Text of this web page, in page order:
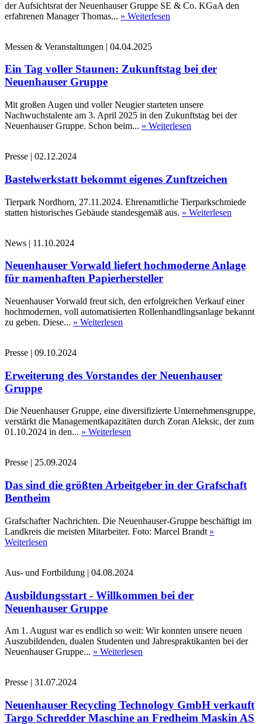
der Aufsichtsrat der Neuenhauser Gruppe SE & Co. KGaA den
erfahrenen Manager Thomas... » Weiterlesen
Messen & Veranstaltungen | 04.04.2025
Ein Tag voller Staunen: Zukunftstag bei der
Neuenhauser Gruppe
Mit großen Augen und voller Neugier starteten unsere
Nachwuchstalente am 3. April 2025 in den Zukunftstag bei der
Neuenhauser Gruppe. Schon beim... » Weiterlesen
Presse | 02.12.2024
Bastelwerkstatt bekommt eigenes Zunftzeichen
Tierpark Nordhorn, 27.11.2024. Ehrenamtliche Tierparkschmiede
statten historisches Gebäude standesgemäß aus. » Weiterlesen
News | 11.10.2024
Neuenhauser Vorwald liefert hochmoderne Anlage
für namenhaften Papierhersteller
Neuenhauser Vorwald freut sich, den erfolgreichen Verkauf einer
hochmodernen, voll automatisierten Rollenhandlingsanlage bekannt
zu geben. Diese... » Weiterlesen
Presse | 09.10.2024
Erweiterung des Vorstandes der Neuenhauser
Gruppe
Die Neuenhauser Gruppe, eine diversifizierte Unternehmensgruppe,
verstärkt die Managementkapazitäten durch Zoran Aleksic, der zum
01.10.2024 in den... » Weiterlesen
Presse | 25.09.2024
Das sind die größten Arbeitgeber in der Grafschaft
Bentheim
Grafschafter Nachrichten. Die Neuenhauser-Gruppe beschäftigt im
Landkreis die meisten Mitarbeiter. Foto: Marcel Brandt »
Weiterlesen
Aus- und Fortbildung | 04.08.2024
Ausbildungsstart - Willkommen bei der
Neuenhauser Gruppe
Am 1. August war es endlich so weit: Wir konnten unsere neuen
Auszubildenden, dualen Studenten und Jahrespraktikanten bei der
Neuenhauser Gruppe... » Weiterlesen
Presse | 31.07.2024
Neuenhauser Recycling Technology GmbH verkauft
Targo Schredder Maschine an Fredheim Maskin AS